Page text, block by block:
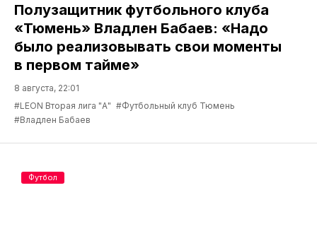
Полузащитник футбольного клуба
«Тюмень» Владлен Бабаев: «Надо
было реализовывать свои моменты
в первом тайме»
8 августа, 22:01
#LEON Вторая лига "А" #Футбольный клуб Тюмень
#Владлен Бабаев
Футбол